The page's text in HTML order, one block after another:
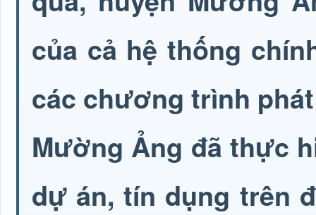
của cả hệ thống
các chương trình
Mường Ảng đã thực
dự án, tín dụng trên